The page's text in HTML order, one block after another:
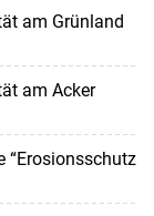
am Grünland
am Acker
“Erosionsschutz